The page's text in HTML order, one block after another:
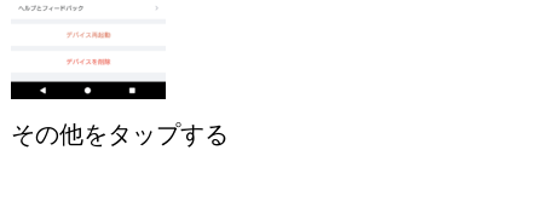
その他をタップする